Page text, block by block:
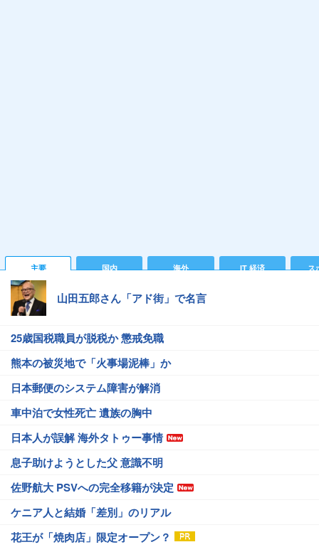
主要 国内 海外 IT 経済 ス
山田五郎さん「アド街」で名言
25歳国税職員が脱税か 懲戒免職
熊本の被災地で「火事場泥棒」か
日本郵便のシステム障害が解消
車中泊で女性死亡 遺族の胸中
日本人が誤解 海外タトゥー事情
息子助けようとした父 意識不明
佐野航大 PSVへの完全移籍が決定
ケニア人と結婚「差別」のリアル
花王が「焼肉店」限定オープン？